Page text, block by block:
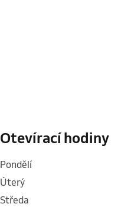
Otevírací hodiny
pondělí
úterý
středa